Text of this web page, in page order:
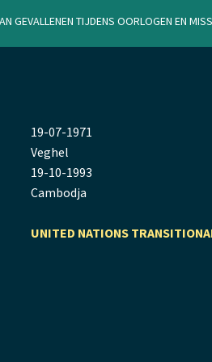
gevallenen tijdens oorlogen en
19-07-1971
Veghel
19-10-1993
Cambodja
UNITED NATIONS